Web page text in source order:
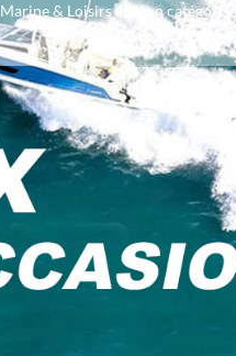
Marine & Loisirs Non catégorisé